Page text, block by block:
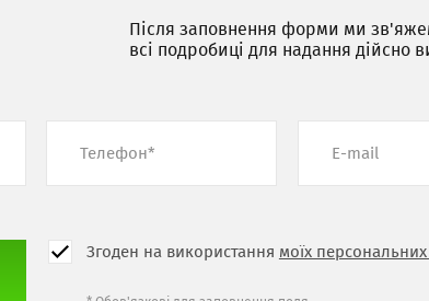
Після заповнення форми ми
всі подробиці для надання дійсно
Згоден на використання моїх